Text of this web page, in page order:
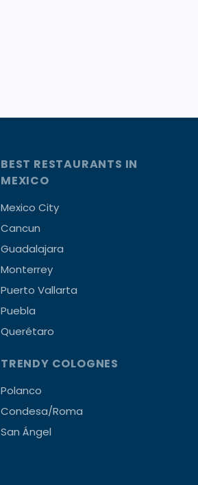
BEST RESTAURANTS IN
MEXICO
Mexico City
Cancun
Guadalajara
Monterrey
Puerto Vallarta
Puebla
Querétaro
TRENDY COLOGNES
Polanco
Condesa/Roma
San Ángel